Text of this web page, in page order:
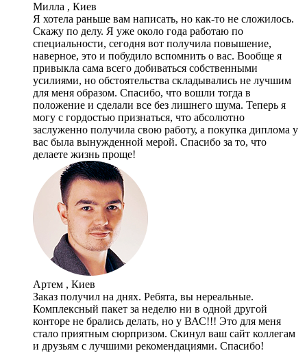
Милла , Киев
Я хотела раньше вам написать, но как-то не сложилось.
Скажу по делу. Я уже около года работаю по
специальности, сегодня вот получила повышение,
наверное, это и побудило вспомнить о вас. Вообще я
привыкла сама всего добиваться собственными
усилиями, но обстоятельства складывались не лучшим
для меня образом. Спасибо, что вошли тогда в
положение и сделали все без лишнего шума. Теперь я
могу с гордостью признаться, что абсолютно
заслуженно получила свою работу, а покупка диплома у
вас была вынужденной мерой. Спасибо за то, что
делаете жизнь проще!
Артем , Киев
Заказ получил на днях. Ребята, вы нереальные.
Комплексный пакет за неделю ни в одной другой
конторе не брались делать, но у ВАС!!! Это для меня
стало приятным сюрпризом. Скинул ваш сайт коллегам
и друзьям с лучшими рекомендациями. Спасибо!